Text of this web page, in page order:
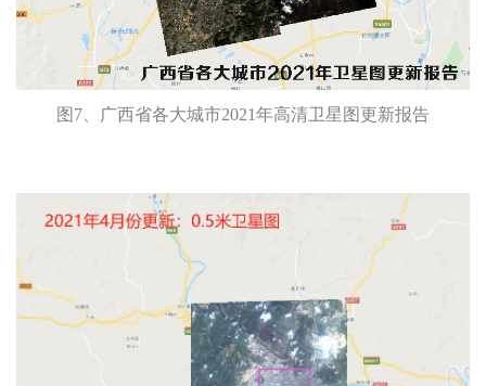
图7、广西省各大城市2021年高清卫星图更新报告